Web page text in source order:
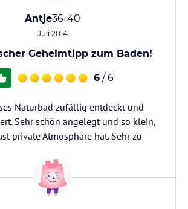
Antje36-40
Juli 2014
Geheimtipp zum Baden!
6 / 6
Naturbad zufällig entdeckt und
Sehr schön angelegt und so klein,
private Atmosphäre hat. Sehr zu